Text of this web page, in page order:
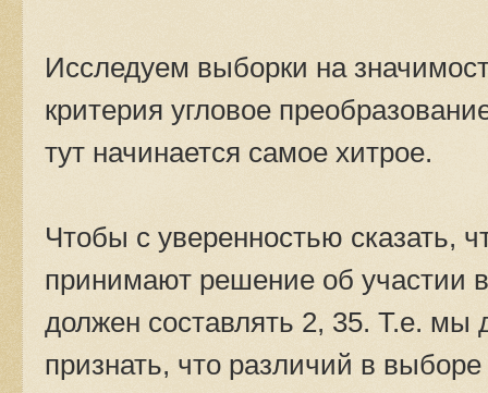
Исследуем выборки на
критерия угловое
тут начинается самое хитрое.
Чтобы с уверенностью сказать,
принимают решение об участии
должен составлять 2, 35. Т.е. мы
признать, что различий в